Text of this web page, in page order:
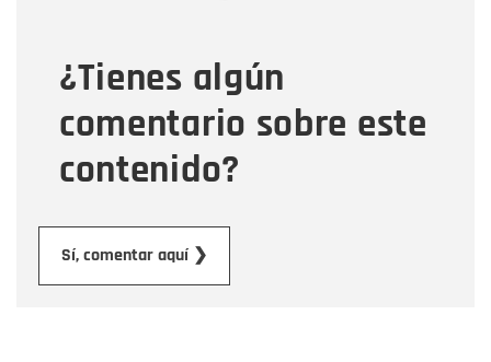
¿Tienes algún
comentario sobre este
contenido?
Sí, comentar aquí ❯
Mensaje